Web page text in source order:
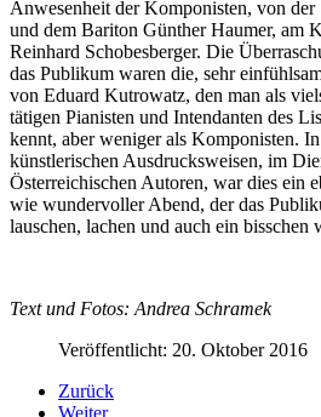
Anwesenheit der Komponisten, von
und dem Bariton Günther Haumer, am
Reinhard Schobesberger. Die
das Publikum waren die, sehr
von Eduard Kutrowatz, den man als
tätigen Pianisten und Intendanten des
kennt, aber weniger als Komponisten.
künstlerischen Ausdrucksweisen, im
Österreichischen Autoren, war dies ein
wie wundervoller Abend, der das
lauschen, lachen und auch ein bisschen
Text und Fotos: Andrea Schramek
Veröffentlicht: 20. Oktober 2016
Zurück
Weiter